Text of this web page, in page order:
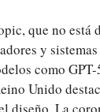
que no está
y
como
Unido
diseño. La